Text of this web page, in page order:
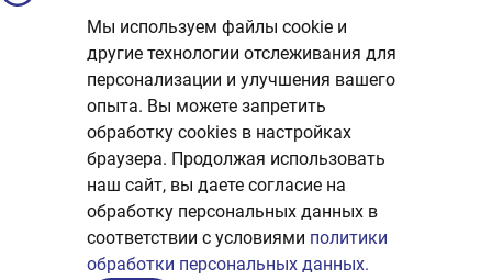
Мы используем файлы cookie и
другие технологии отслеживания для
персонализации и улучшения вашего
опыта. Вы можете запретить
обработку сookies в настройках
браузера. Продолжая использовать
наш сайт, вы даете согласие на
обработку персональных данных в
соответствии с условиями политики
обработки персональных данных.